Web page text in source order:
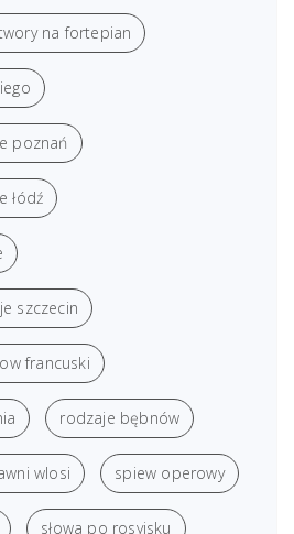
na fortepian
poznań
łódź
szczecin
francuski
rodzaje bębnów
wlosi spiew operowy
słowa po rosyjsku